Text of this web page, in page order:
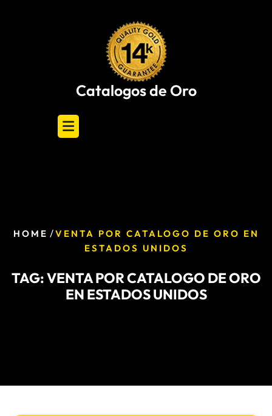
Catalogos de Oro
HOME /VENTA POR CATALOGO DE ORO EN
ESTADOS UNIDOS
TAG:VENTA POR CATALOGO DE ORO
EN ESTADOS UNIDOS